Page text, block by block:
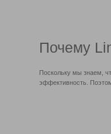
Почему
Поскольку мы знаем,
эффективность.